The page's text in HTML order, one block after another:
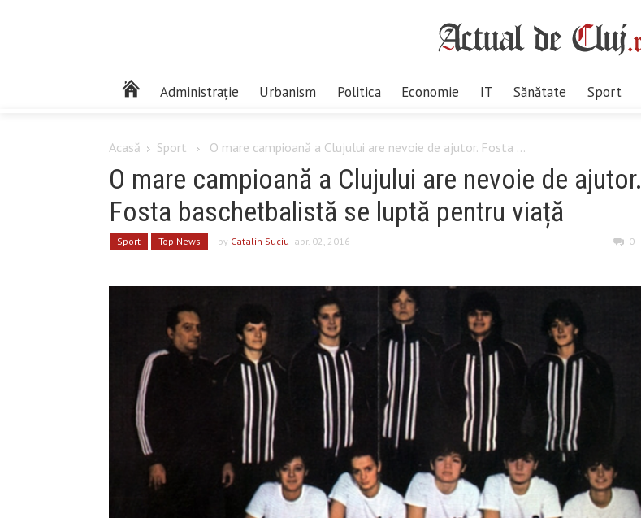
Administrație Urbanism Politica Economie IT Sănătate Sport
Acasă Sport O mare campioană a Clujului are nevoie de ajutor. Fosta ...
O mare campioană a Clujului are nevoie de ajutor.
Fosta baschetbalistă se luptă pentru viață
Sport Top News by Catalin Suciu- apr. 02, 2016 0